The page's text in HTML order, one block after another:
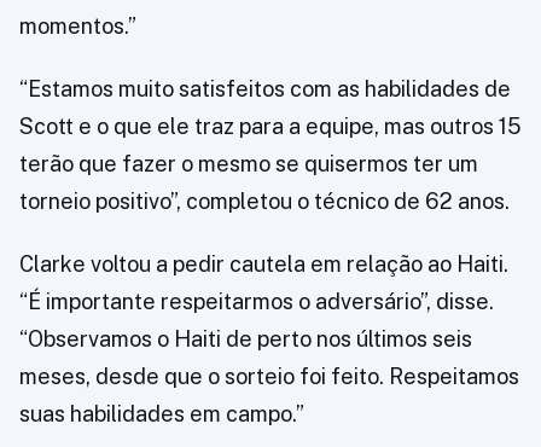
momentos.”
“Estamos muito satisfeitos com as habilidades de
Scott e o que ele traz para a equipe, mas outros 15
terão que fazer o mesmo se quisermos ter um
torneio positivo”, completou o técnico de 62 anos.
Clarke voltou a pedir cautela em relação ao Haiti.
“É importante respeitarmos o adversário”, disse.
“Observamos o Haiti de perto nos últimos seis
meses, desde que o sorteio foi feito. Respeitamos
suas habilidades em campo.”